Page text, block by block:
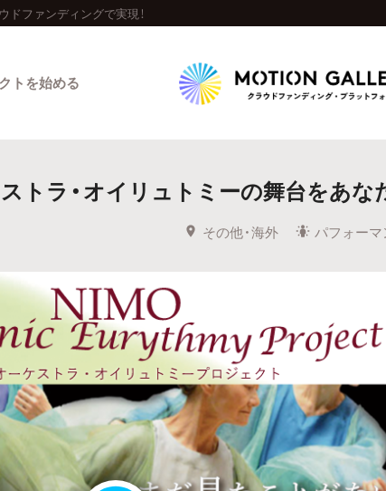
ドファンディングで実現！
人気のプロジェクト 新着プロジェクト
ーから探す タグから探す
Legendary
最新達成プロジェクト 調達額が大き
トを始める
トラ・オイリュトミーの舞台をあな
その他・海外 パフォーマ